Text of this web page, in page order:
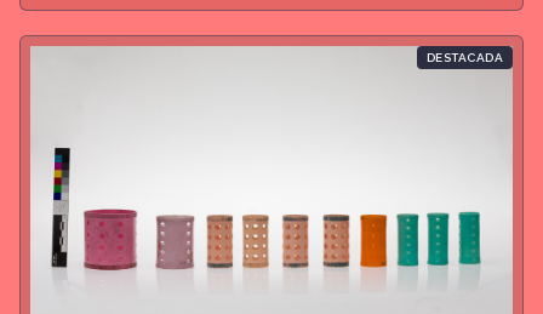
DESTACADA